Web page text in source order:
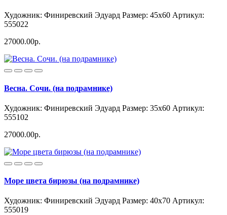
Художник: Финиревский Эдуард Размер: 45x60 Артикул:
555022
27000.00р.
Весна. Сочи. (на подрамнике)
Художник: Финиревский Эдуард Размер: 35x60 Артикул:
555102
27000.00р.
Море цвета бирюзы (на подрамнике)
Художник: Финиревский Эдуард Размер: 40x70 Артикул:
555019